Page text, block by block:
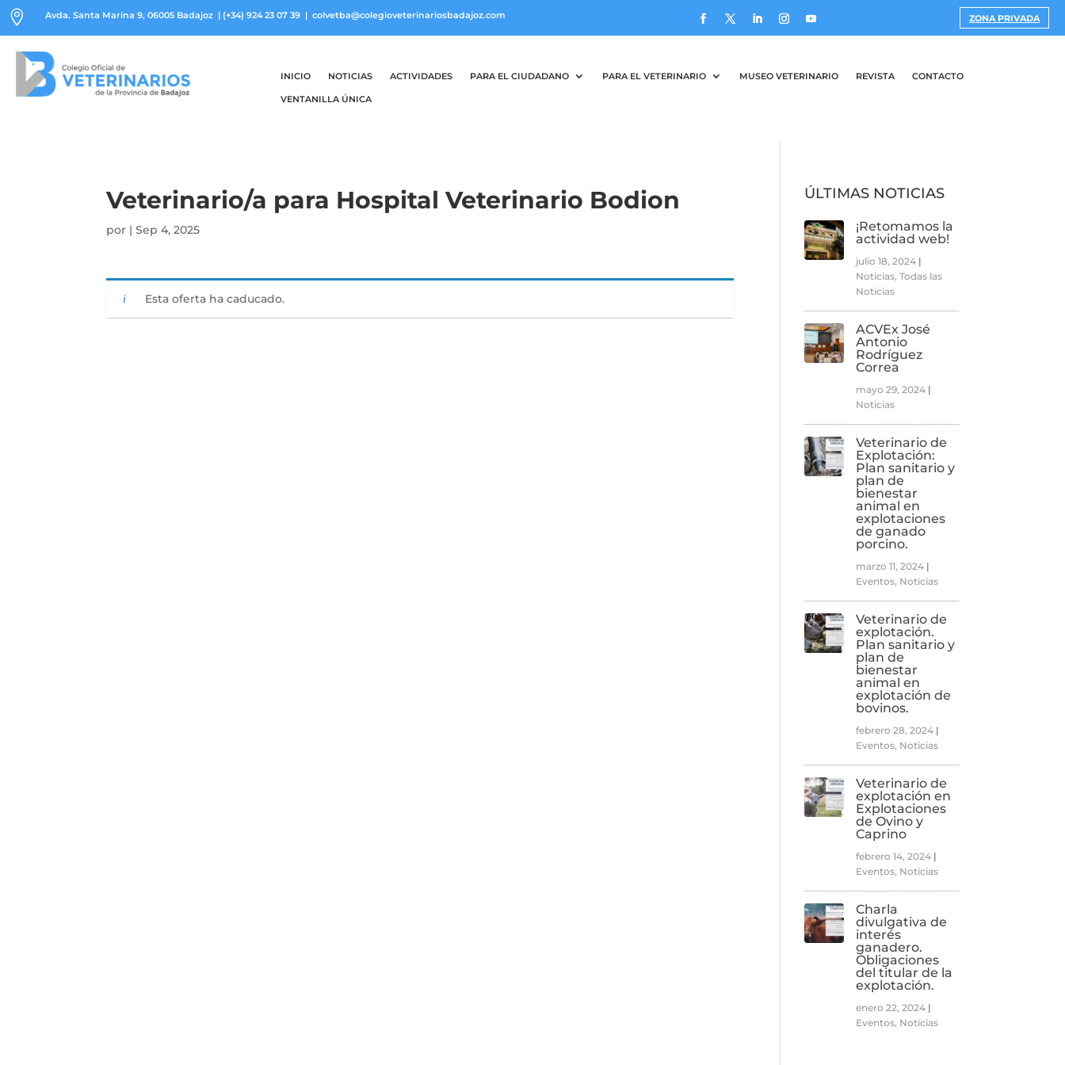
 Avda. Santa Marina 9, 06005 Badajoz | (+34) 924 23 07 39 | colvetba@colegioveterinariosbadajoz.com ZONA PRIVADA
INICIO NOTICIAS ACTIVIDADES PARA EL CIUDADANO PARA EL VETERINARIO MUSEO VETERINARIO REVISTA CONTACTO
VENTANILLA ÚNICA
Veterinario/a para Hospital Veterinario Bodion
por |Sep 4, 2025
Esta oferta ha caducado.
ÚLTIMAS NOTICIAS
¡Retomamos la
actividad web!
julio 18, 2024 |
Noticias,Todas las
Noticias
ACVEx José
Antonio
Rodríguez
Correa
mayo 29, 2024 |
Noticias
Veterinario de
Explotación:
Plan sanitario y
plan de
bienestar
animal en
explotaciones
de ganado
porcino.
marzo 11, 2024 |
Eventos, Noticias
Veterinario de
explotación.
Plan sanitario y
plan de
bienestar
animal en
explotación de
bovinos.
febrero 28, 2024 |
Eventos, Noticias
Veterinario de
explotación en
Explotaciones
de Ovino y
Caprino
febrero 14, 2024 |
Eventos, Noticias
Charla
divulgativa de
interés
ganadero.
Obligaciones
del titular de la
explotación.
enero 22, 2024 |
Eventos, Noticias